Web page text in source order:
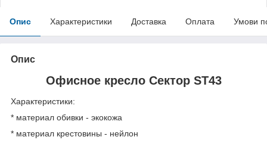
Опис Характеристики Доставка Оплата Умови
Опис
Офисное кресло Сектор ST43
Характеристики:
* материал обивки - экокожа
* материал крестовины - нейлон